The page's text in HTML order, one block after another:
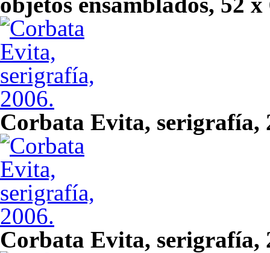
Corbata Evita, serigrafía,
Corbata Evita, serigrafía,